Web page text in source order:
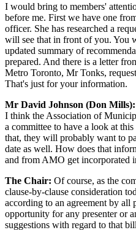
I would bring to members'
before me. First we have one
officer. She has researched a
will see that in front of you. You
updated summary of
prepared. And there is a letter
Metro Toronto, Mr Tonks,
That's just for your information.
Mr David Johnson (Don Mills):
I think the Association of
a committee to have a look at
that, they will probably want to
date as well. How does that
and from AMO get incorporated
The Chair: Of course, as the
clause-by-clause consideration
according to an agreement by all
opportunity for any presenter or
suggestions with regard to that